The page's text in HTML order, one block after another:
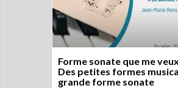
Forme sonate que me
Des petites formes
grande forme sonate